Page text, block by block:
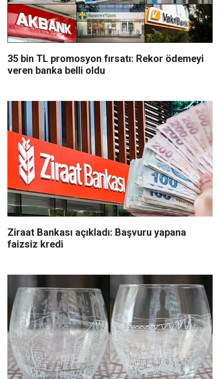
35 bin TL promosyon fırsatı: Rekor ödemeyi
veren banka belli oldu
Ziraat Bankası açıkladı: Başvuru yapana
faizsiz kredi